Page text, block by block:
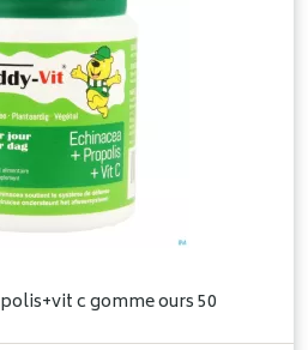
c gomme ours 50